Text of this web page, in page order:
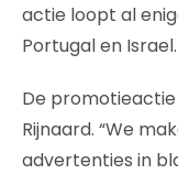
actie loopt al
Portugal en Israel.
De
Rijnaard. “We
advertenties in